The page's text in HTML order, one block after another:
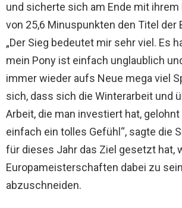
und sicherte sich am Ende mit
von 25,6 Minuspunkten den Titel der
„Der Sieg bedeutet mir sehr viel. Es
mein Pony ist einfach unglaublich
immer wieder aufs Neue mega viel
sich, dass sich die Winterarbeit und
Arbeit, die man investiert hat,
einfach ein tolles Gefühl“, sagte die
für dieses Jahr das Ziel gesetzt hat,
Europameisterschaften dabei zu
abzuschneiden.